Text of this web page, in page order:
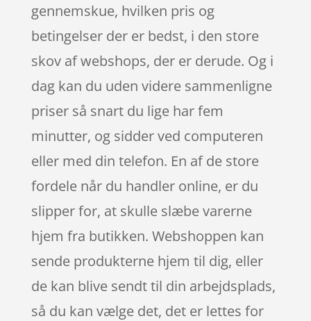
gennemskue, hvilken pris og
betingelser der er bedst, i den store
skov af webshops, der er derude. Og i
dag kan du uden videre sammenligne
priser så snart du lige har fem
minutter, og sidder ved computeren
eller med din telefon. En af de store
fordele når du handler online, er du
slipper for, at skulle slæbe varerne
hjem fra butikken. Webshoppen kan
sende produkterne hjem til dig, eller
de kan blive sendt til din arbejdsplads,
så du kan vælge det, det er lettes for